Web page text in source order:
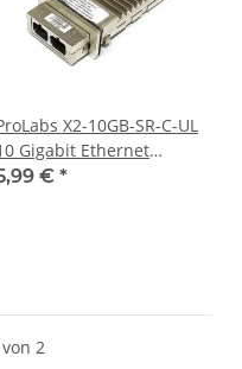
X2-10GB-SR-C-UL
Gigabit Ethernet
Module MMF
€ *
2